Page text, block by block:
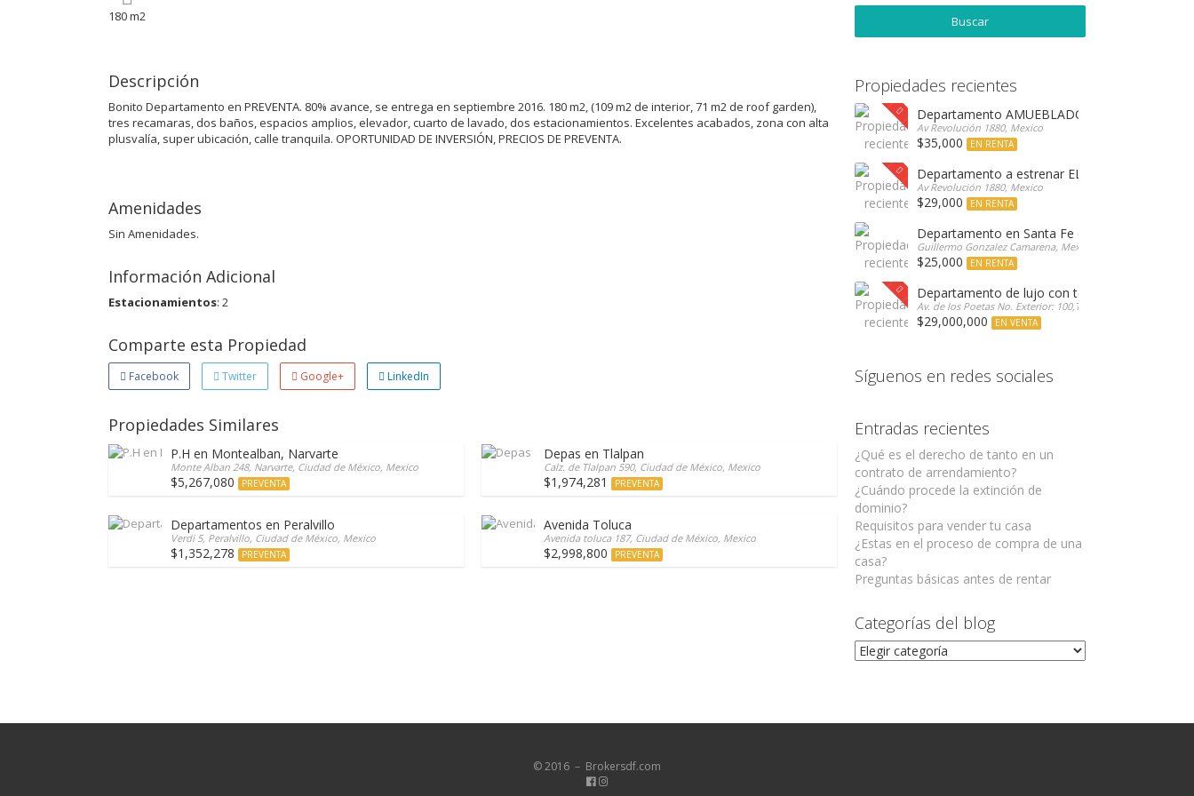
180 m2
Descripción
Bonito Departamento en PREVENTA. 80% avance, se entrega en septiembre 2016. 180 m2, (109 m2 de interior, 71 m2 de roof garden),
tres recamaras, dos baños, espacios amplios, elevador, cuarto de lavado, dos estacionamientos. Excelentes acabados, zona con alta
plusvalía, super ubicación, calle tranquila. OPORTUNIDAD DE INVERSIÓN, PRECIOS DE PREVENTA.
Amenidades
Sin Amenidades.
Información Adicional
Estacionamientos: 2
Comparte esta Propiedad
Facebook Twitter Google+ LinkedIn
Propiedades Similares
P.H en Montealban, Narvarte
Monte Alban 248, Narvarte, Ciudad de México, Mexico
$5,267,080 PREVENTA
Depas en Tlalpan
Calz. de Tlalpan 590, Ciudad de México, Mexico
$1,974,281 PREVENTA
Departamentos en Peralvillo
Verdi 5, Peralvillo, Ciudad de México, Mexico
$1,352,278 PREVENTA
Avenida Toluca
Avenida toluca 187, Ciudad de México, Mexico
$2,998,800 PREVENTA
Propiedades recientes
Departamento AMUEBLADO a estrenar
Av Revolución 1880, Mexico
$35,000 EN RENTA
Departamento a estrenar ELEVA con las
Av Revolución 1880, Mexico
$29,000 EN RENTA
Departamento en Santa Fe con bonita vista
Guillermo Gonzalez Camarena, Mexico
$25,000 EN RENTA
Departamento de lujo con terraza en venta
Av. de los Poetas No. Exterior: 100,Torre Encinar, Mexico
$29,000,000 EN VENTA
Síguenos en redes sociales
Entradas recientes
¿Qué es el derecho de tanto en un
contrato de arrendamiento?
¿Cuándo procede la extinción de
dominio?
Requisitos para vender tu casa
¿Estas en el proceso de compra de una
casa?
Preguntas básicas antes de rentar
Categorías del blog
Categorías
del
© 2016 － Brokersdf.com